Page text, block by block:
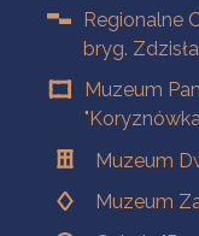
Regionalne
bryg.
Muzeum
Muzeum
Muzeum